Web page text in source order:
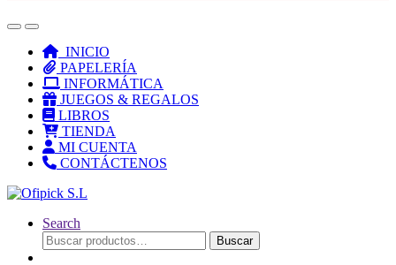
INICIO
PAPELERÍA
INFORMÁTICA
JUEGOS & REGALOS
LIBROS
TIENDA
MI CUENTA
CONTÁCTENOS
Search
Buscar
por:
Buscar